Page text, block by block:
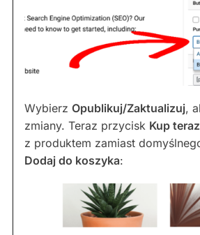
Wybierz Opublikuj/Zaktualizuj,
zmiany. Teraz przycisk Kup teraz
z produktem zamiast
Dodaj do koszyka: